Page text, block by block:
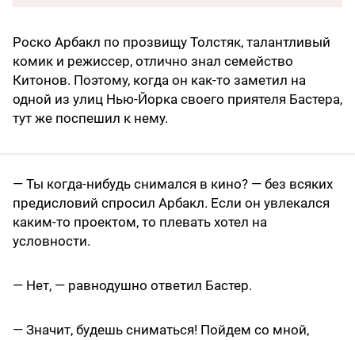
Роско Арбакл по прозвищу Толстяк, талантливый
комик и режиссер, отлично знал семейство
Китонов. Поэтому, когда он как-то заметил на
одной из улиц Нью-Йорка своего приятеля Бастера,
тут же поспешил к нему.
— Ты когда-нибудь снимался в кино? — без всяких
предисловий спросил Арбакл. Если он увлекался
каким-то проектом, то плевать хотел на
условности.
— Нет, — равнодушно ответил Бастер.
— Значит, будешь сниматься! Пойдем со мной,